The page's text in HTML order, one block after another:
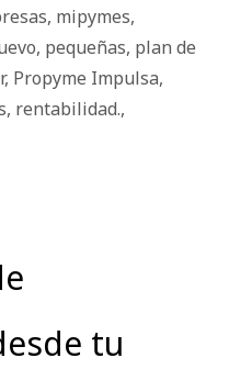
, mipymes,
, pequeñas, plan de
, Propyme Impulsa,
, rentabilidad.,
tu